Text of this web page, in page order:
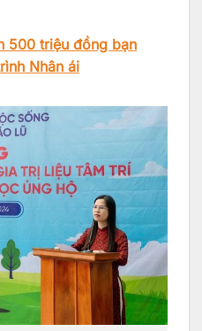
500 triệu đồng bạn
Nhân ái